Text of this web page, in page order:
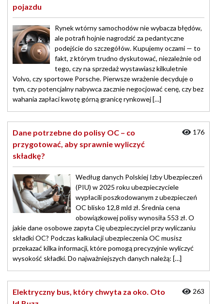
pojazdu
Rynek wtórny samochodów nie wybacza błędów,
ale potrafi hojnie nagrodzić za pedantyczne
podejście do szczegółów. Kupujemy oczami — to
fakt, z którym trudno dyskutować, niezależnie od
tego, czy na sprzedaż wystawiasz kilkuletnie
Volvo, czy sportowe Porsche. Pierwsze wrażenie decyduje o
tym, czy potencjalny nabywca zacznie negocjować cenę, czy bez
wahania zapłaci kwotę górną granicę rynkowej […]
Dane potrzebne do polisy OC – co
przygotować, aby sprawnie wyliczyć
składkę?
176
Według danych Polskiej Izby Ubezpieczeń
(PIU) w 2025 roku ubezpieczyciele
wypłacili poszkodowanym z ubezpieczeń
OC blisko 12,8 mld zł. Średnia cena
obowiązkowej polisy wynosiła 553 zł. O
jakie dane osobowe zapyta Cię ubezpieczyciel przy wyliczaniu
składki OC? Podczas kalkulacji ubezpieczenia OC musisz
przekazać kilka informacji, które pomogą precyzyjnie wyliczyć
wysokość składki. Do najważniejszych danych należą: […]
Elektryczny bus, który chwyta za oko. Oto
263